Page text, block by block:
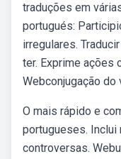
traduções em
portugués:
irregulares.
ter. Exprime ações
Webconjugação
O mais rápido e
portugueses. Inclui
controversas.